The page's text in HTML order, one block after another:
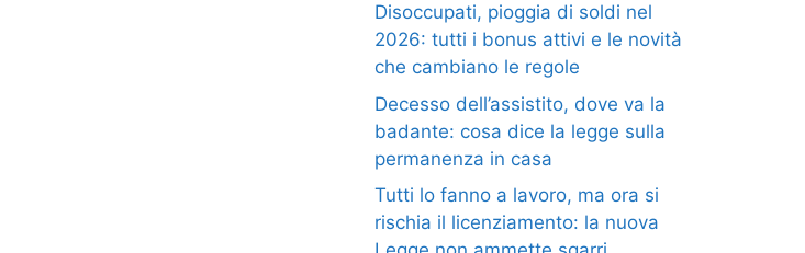
Disoccupati, pioggia di soldi nel
2026: tutti i bonus attivi e le novità
che cambiano le regole
Decesso dell’assistito, dove va la
badante: cosa dice la legge sulla
permanenza in casa
Tutti lo fanno a lavoro, ma ora si
rischia il licenziamento: la nuova